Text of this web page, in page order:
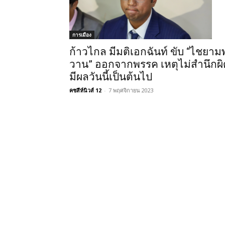
การเมือง
ก้าวไกล มีมติเอกฉันท์ ขับ “ไชยาม
วาน” ออกจากพรรค เหตุไม่สำนึก
มีผลวันนี้เป็นต้นไป
คชสีห์นิวส์ 12 - 7 พฤศจิกายน 2023